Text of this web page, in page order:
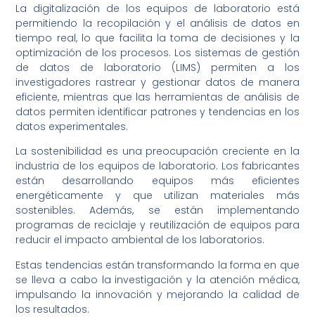
La digitalización de los equipos de laboratorio está
permitiendo la recopilación y el análisis de datos en
tiempo real, lo que facilita la toma de decisiones y la
optimización de los procesos. Los sistemas de gestión
de datos de laboratorio (LIMS) permiten a los
investigadores rastrear y gestionar datos de manera
eficiente, mientras que las herramientas de análisis de
datos permiten identificar patrones y tendencias en los
datos experimentales.
La sostenibilidad es una preocupación creciente en la
industria de los equipos de laboratorio. Los fabricantes
están desarrollando equipos más eficientes
energéticamente y que utilizan materiales más
sostenibles. Además, se están implementando
programas de reciclaje y reutilización de equipos para
reducir el impacto ambiental de los laboratorios.
Estas tendencias están transformando la forma en que
se lleva a cabo la investigación y la atención médica,
impulsando la innovación y mejorando la calidad de
los resultados.